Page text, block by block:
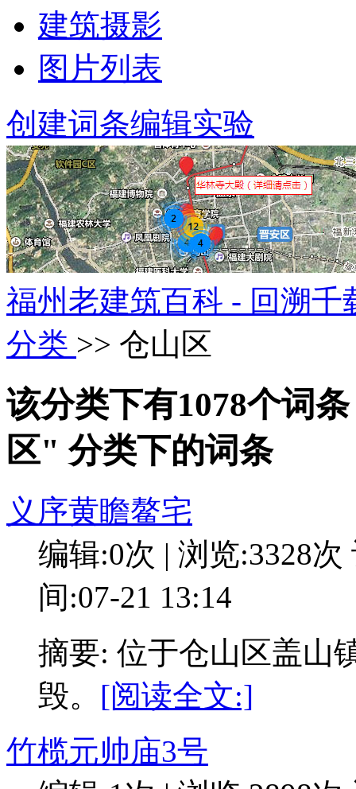
建筑摄影
图片列表
创建词条编辑实验
福州老建筑百科 - 回溯
分类 >> 仓山区
该分类下有1078个词
区" 分类下的词条
义序黄瞻鳌宅
编辑:0次 | 浏览:3328次
间:07-21 13:14
摘要: 位于仓山区盖山
毁。 [阅读全文:]
竹榄元帅庙3号